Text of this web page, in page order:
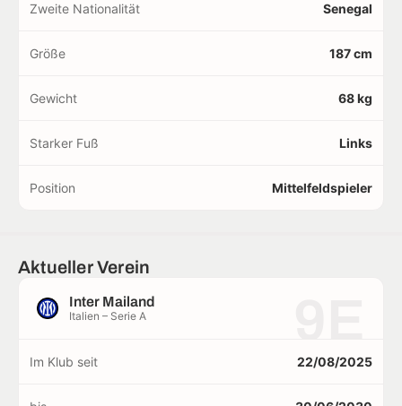
Zweite Nationalität Senegal
Größe 187 cm
Gewicht 68 kg
Starker Fuß Links
Position Mittelfeldspieler
Aktueller Verein
Inter Mailand
Italien – Serie A
Im Klub seit 22/08/2025